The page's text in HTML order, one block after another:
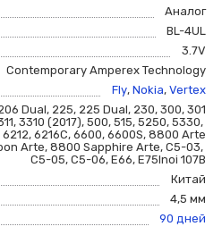
Аналог
BL-4UL
3.7V
Contemporary Amperex Technology
Fly, Nokia, Vertex
Dual, 225, 225 Dual, 230, 300, 301
, 3310 (2017), 500, 515, 5250, 5330,
6212, 6216C, 6600, 6600S, 8800 Arte
Arte, 8800 Sapphire Arte, C5-03,
C5-05, C5-06, E66, E75Inoi 107B
Китай
4,5 мм
90 дней